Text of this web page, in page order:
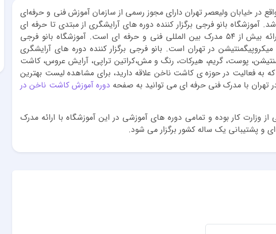
در خیابان ولیعصر تهران دارای مجوز رسمی از سازمان آموزش فنی‌ و حرفه‌ای
آموزشگاه بانو فرجی برگزار کننده دوره های آرایشگری از مبتدی تا حرفه ای
به صورت علمی و کاربردی با ارائه بیش از ۵۴ مدرک بین المللی فنی و حرفه ای است. آموزشگاه بانو فرجی
در تهران است. بانو فرجی برگزار کننده دوره های آرایشگری
پوست، گریم، هیرکات، رنگ و مش،کراتین تراپی، آرایش عروس، کاشت
به فعالیت در حوزه ی کاشت ناخن علاقه دارید، برای مشاهده لیست بهترین
با مدرک فنی حرفه ای می توانید به صفحه دوره آموزش کاشت ناخن در
از وزارت کار بوده و تمامی دوره های آموزشی در این آموزشگاه با ارائه مدرک
و پشتیبانی یک ساله کشور برگزار می شود.